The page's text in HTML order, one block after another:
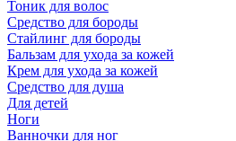
Тоник для волос
Средство для бороды
Стайлинг для бороды
Бальзам для ухода за кожей
Крем для ухода за кожей
Средство для душа
Для детей
Ноги
Ванночки для ног